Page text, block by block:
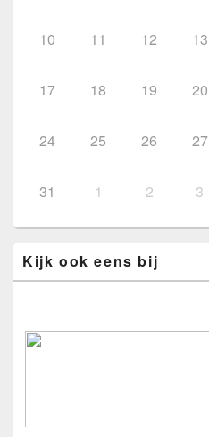
10 11 12 13
17 18 19 20
24 25 26 27
31 1 2 3
Kijk ook eens bij